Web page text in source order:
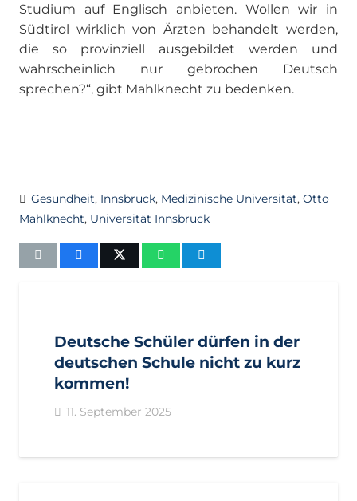
Studium auf Englisch anbieten. Wollen wir in
Südtirol wirklich von Ärzten behandelt werden,
die so provinziell ausgebildet werden und
wahrscheinlich nur gebrochen Deutsch
sprechen?“, gibt Mahlknecht zu bedenken.
Gesundheit, Innsbruck, Medizinische Universität, Otto
Mahlknecht, Universität Innsbruck
Deutsche Schüler dürfen in der
deutschen Schule nicht zu kurz
kommen!
11. September 2025